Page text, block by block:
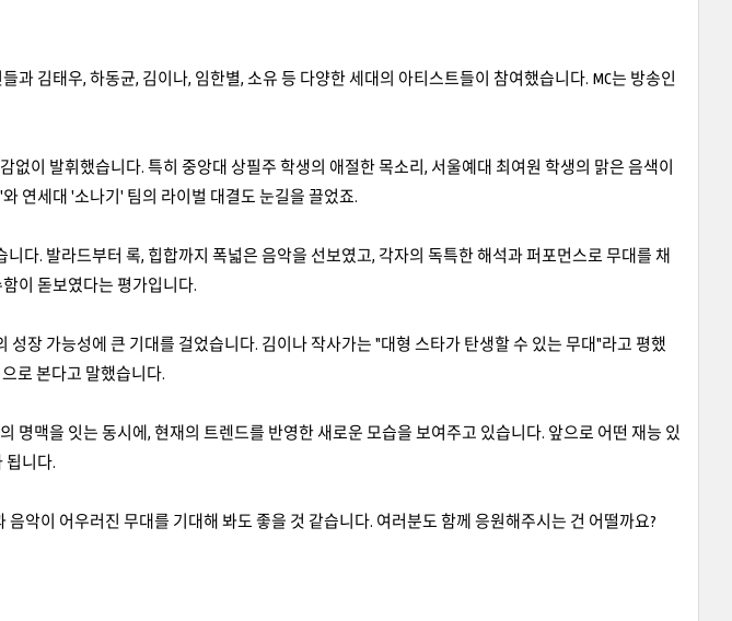
과 김태우, 하동균, 김이나, 임한별, 소유 등 다양한 세대의 아티스트들이 참여했습니다. MC는 방송인
없이 발휘했습니다. 특히 중앙대 상필주 학생의 애절한 목소리, 서울예대 최여원 학생의 맑은 음색이
연세대 '소나기' 팀의 라이벌 대결도 눈길을 끌었죠.
다. 발라드부터 록, 힙합까지 폭넓은 음악을 선보였고, 각자의 독특한 해석과 퍼포먼스로 무대를 채
이 돋보였다는 평가입니다.
장 가능성에 큰 기대를 걸었습니다. 김이나 작사가는 "대형 스타가 탄생할 수 있는 무대"라고 평했
로 본다고 말했습니다.
명맥을 잇는 동시에, 현재의 트렌드를 반영한 새로운 모습을 보여주고 있습니다. 앞으로 어떤 재능 있
됩니다.
악이 어우러진 무대를 기대해 봐도 좋을 것 같습니다. 여러분도 함께 응원해주시는 건 어떨까요?